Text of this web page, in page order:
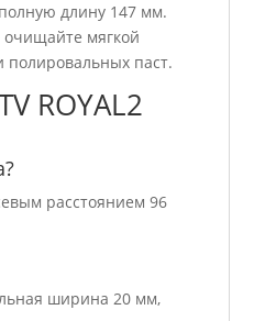
длину 147 мм.
очищайте мягкой
полировальных паст.
ROYAL2
расстоянием 96
ширина 20 мм,